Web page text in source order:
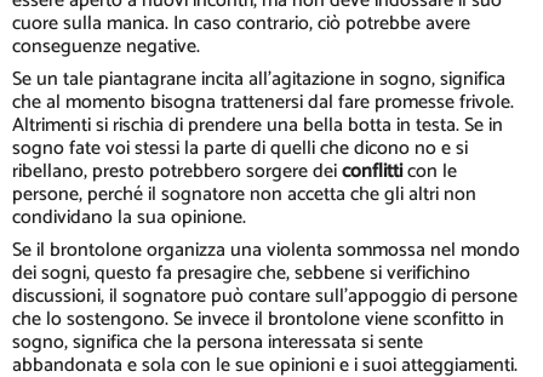
cuore sulla manica. In caso contrario, ciò potrebbe avere
conseguenze negative.
Se un tale piantagrane incita all'agitazione in sogno, significa
che al momento bisogna trattenersi dal fare promesse frivole.
Altrimenti si rischia di prendere una bella botta in testa. Se in
sogno fate voi stessi la parte di quelli che dicono no e si
ribellano, presto potrebbero sorgere deiconflitticon le
persone, perché il sognatore non accetta che gli altri non
condividano la sua opinione.
Se il brontolone organizza una violenta sommossa nel mondo
dei sogni, questo fa presagire che, sebbene si verifichino
discussioni, il sognatore può contare sull'appoggio di persone
che lo sostengono. Se invece il brontolone viene sconfitto in
sogno, significa che la persona interessata si sente
abbandonata e sola con le sue opinioni e i suoi atteggiamenti.